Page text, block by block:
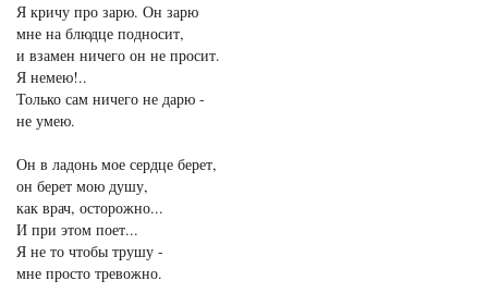
Я кричу про зарю. Он зарю
мне на блюдце подносит,
и взамен ничего он не просит.
Я немею!..
Только сам ничего не дарю -
не умею.
Он в ладонь мое сердце берет,
он берет мою душу,
как врач, осторожно...
И при этом поет...
Я не то чтобы трушу -
мне просто тревожно.